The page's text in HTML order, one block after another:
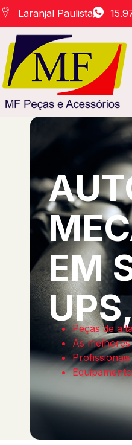
Laranjal Paulista
EM
Peças de
As